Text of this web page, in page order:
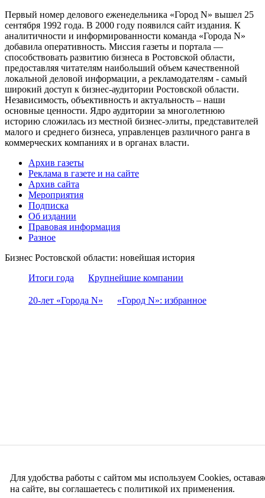
Первый номер делового еженедельника «Город N» вышел 25
сентября 1992 года. В 2000 году появился сайт издания. К
аналитичности и информированности команда «Города N»
добавила оперативность. Миссия газеты и портала —
способствовать развитию бизнеса в Ростовской области,
предоставляя читателям наибольший объем качественной
локальной деловой информации, а рекламодателям - самый
широкий доступ к бизнес-аудитории Ростовской области.
Независимость, объективность и актуальность – наши
основные ценности. Ядро аудитории за многолетнюю
историю сложилась из местной бизнес-элиты, представителей
малого и среднего бизнеса, управленцев различного ранга в
коммерческих компаниях и в органах власти.
Архив газеты
Реклама в газете и на сайте
Архив сайта
Мероприятия
Подписка
Об издании
Правовая информация
Разное
Бизнес Ростовской области: новейшая история
Итоги года
Крупнейшие компании
20-лет «Города N» «Город N»: избранное
Для удобства работы с сайтом мы используем Cookies,
на сайте, вы соглашаетесь с политикой их применения.